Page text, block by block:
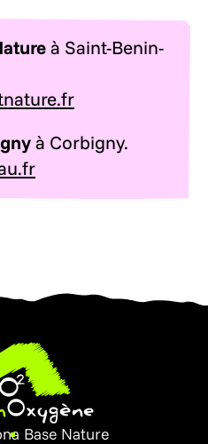
à Saint-Benin-
à Corbigny.
Base Nature